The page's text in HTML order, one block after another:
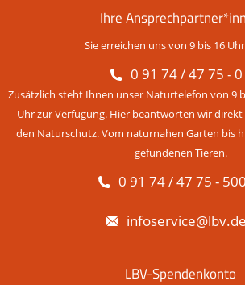
Ihre
Sie erreichen uns von 9 bis 16
0 91 74 / 47 75 - 0
Zusätzlich steht Ihnen unser Naturtelefon von 9
Uhr zur Verfügung. Hier beantworten wir
den Naturschutz. Vom naturnahen Garten bis
gefundenen Tieren.
0 91 74 / 47 75 -
infoservice@lbv.de
LBV-Spendenkonto